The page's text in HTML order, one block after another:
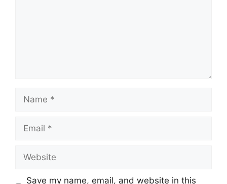
Save my name, email, and website in this